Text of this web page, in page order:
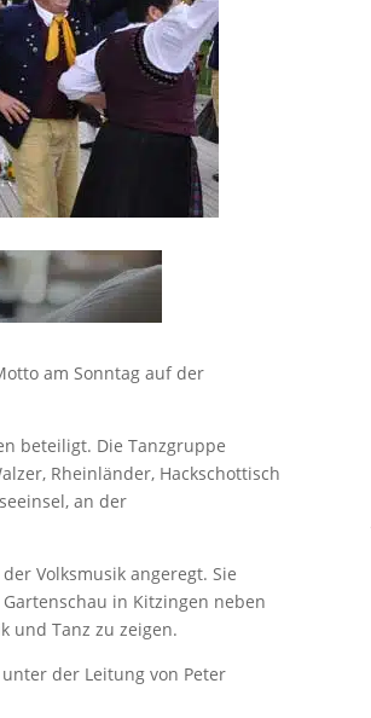
am Sonntag auf der
beteiligt. Die Tanzgruppe
Rheinländer, Hackschottisch
an der
Volksmusik angeregt. Sie
in Kitzingen neben
und Tanz zu zeigen.
der Leitung von Peter